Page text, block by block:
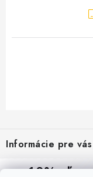
p
ä
Informácie pre vás
Reklamácie a formulár
10%